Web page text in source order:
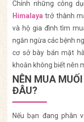
Chính những công
Himalaya trở thành
và hộ gia đình tìm
ngăn ngừa các bệnh
cơ sở bày bán mặt
khoăn không biết nên
NÊN MUA
ĐÂU?
Nếu bạn đang phân